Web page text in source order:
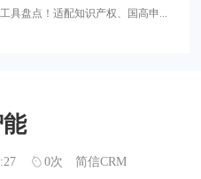
具盘点！适配知识产权、国高申...
0次 简信CRM